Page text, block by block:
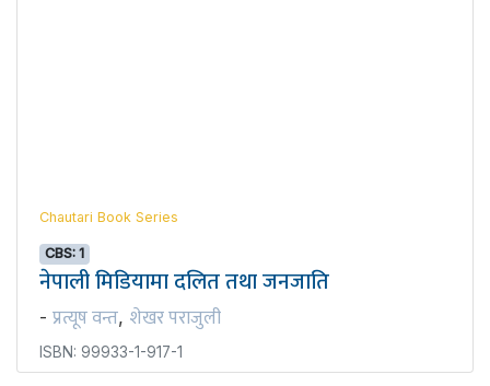
Chautari Book Series
CBS: 1
नेपाली मिडियामा दलित तथा जनजाति
- प्रत्यूष वन्त, शेखर पराजुली
ISBN: 99933-1-917-1